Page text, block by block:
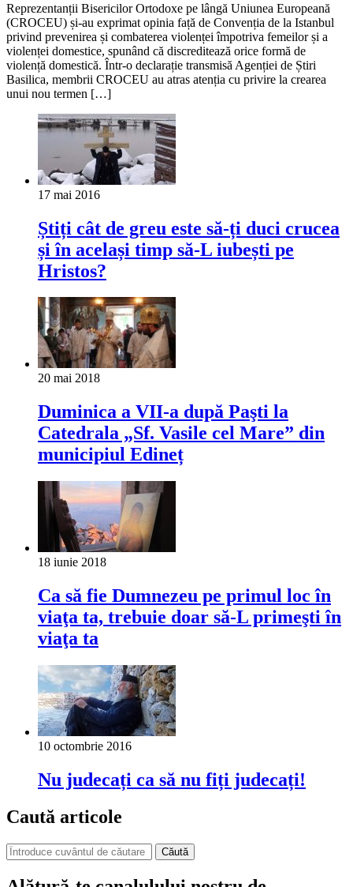
Reprezentanții Bisericilor Ortodoxe pe lângă Uniunea Europeană
(CROCEU) și-au exprimat opinia față de Convenția de la Istanbul
privind prevenirea și combaterea violenței împotriva femeilor și a
violenței domestice, spunând că discreditează orice formă de
violență domestică. Într-o declarație transmisă Agenției de Știri
Basilica, membrii CROCEU au atras atenția cu privire la crearea
unui nou termen […]
17 mai 2016
Știți cât de greu este să-ți duci crucea
și în același timp să-L iubești pe
Hristos?
20 mai 2018
Duminica a VII-a după Paşti la
Catedrala „Sf. Vasile cel Mare” din
municipiul Edineț
18 iunie 2018
Ca să fie Dumnezeu pe primul loc în
viaţa ta, trebuie doar să-L primeşti în
viaţa ta
10 octombrie 2016
Nu judecați ca să nu fiți judecați!
Caută articole
Căută